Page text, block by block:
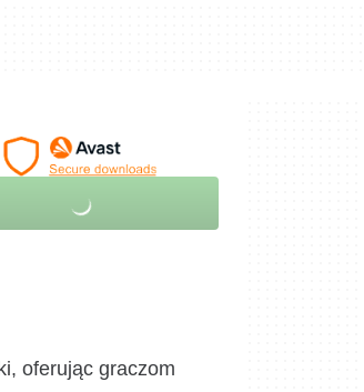
oferując graczom